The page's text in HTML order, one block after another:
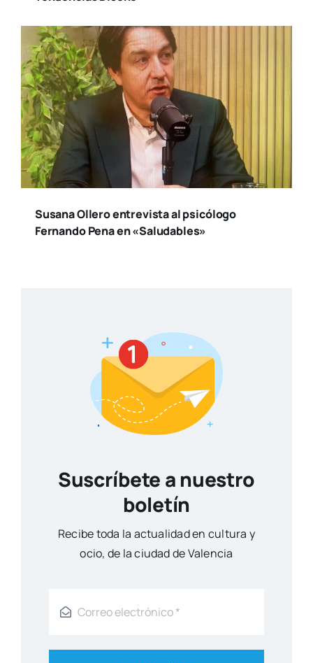
Susana Ollero entrevista al psicólogo
Fernando Pena en «Saludables»
Suscríbete a nuestro
boletín
Reci­be toda la actua­li­dad en cul­tu­ra y
ocio, de la ciu­dad de Valen­cia